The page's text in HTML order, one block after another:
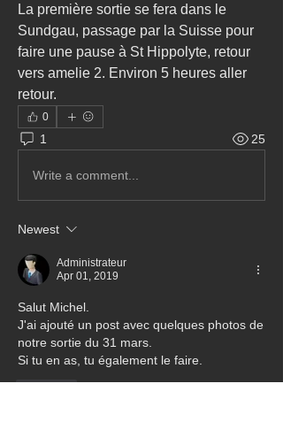
La première sortie se fera dans le
Sundgau, passage par la Suisse pour
faire une pause à St Hippolyte, retour
vers amelie 2. Environ 5 heures aller
retour.
0
1 25
Write a comment...
Newest
Administrateur
Apr 01, 2019
Salut Michel.
J'ai ajouté un post avec quelques photos de
notre sortie du 31 mars.
Si tu en as, tu également le faire.